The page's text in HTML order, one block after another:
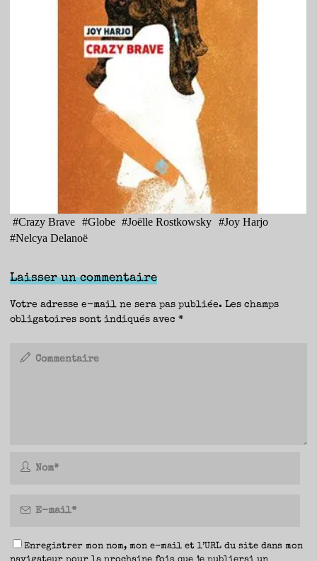
#Crazy Brave #Globe #Joëlle Rostkowsky #Joy Harjo
#Nelcya Delanoë
Laisser un commentaire
Votre adresse e-mail ne sera pas publiée. Les champs
obligatoires sont indiqués avec*
Enregistrer mon nom, mon e-mail et l’URL du site dans mon